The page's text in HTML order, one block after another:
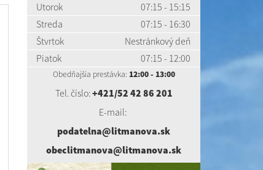
Utorok
07:15 - 15:15
Streda
07:15 - 16:30
Štvrtok
Nestránkový deň
Piatok
07:15 - 12:00
Obedňajšia prestávka: 12:00 - 13:00
Tel. číslo:+421/52 42 86 201
E-mail:
podatelna@litmanova.sk
obeclitmanova@litmanova.sk